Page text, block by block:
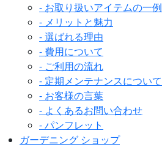
- お取り扱いアイテムの一例
- メリットと魅力
- 選ばれる理由
- 費用について
- ご利用の流れ
- 定期メンテナンスについて
- お客様の言葉
- よくあるお問い合わせ
- パンフレット
ガーデニング ショップ